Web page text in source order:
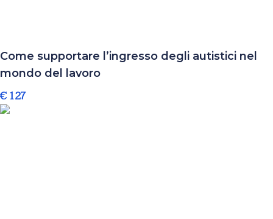
Come supportare l’ingresso degli autistici nel
mondo del lavoro
€ 127